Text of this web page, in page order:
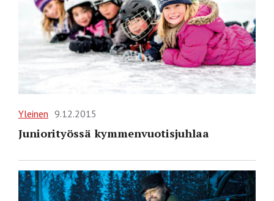
Yleinen 9.12.2015
Juniorityössä kymmenvuotisjuhlaa